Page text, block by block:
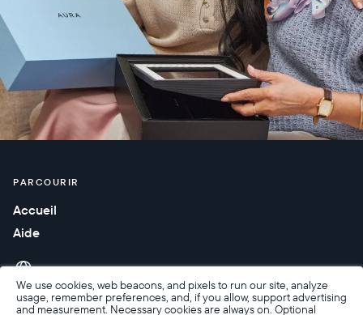
We use cookies, web beacons, and pixels to run our site, analyze
usage, remember preferences, and, if you allow, support advertising
and measurement. Necessary cookies are always on. Optional
PARCOURIR
Accueil
Aide